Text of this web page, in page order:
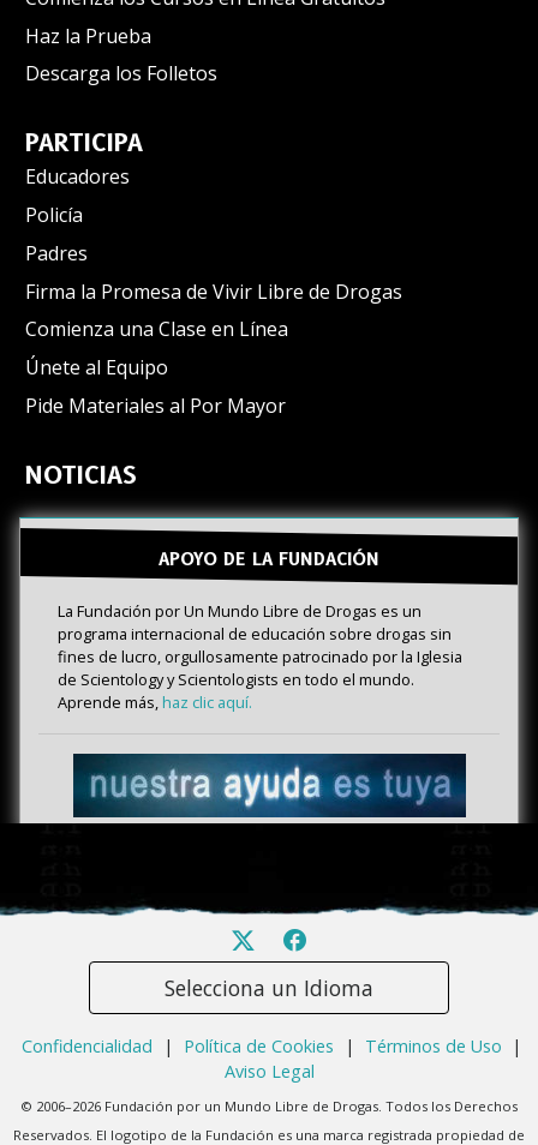
Haz la Prueba
Descarga los Folletos
PARTICIPA
Educadores
Policía
Padres
Firma la Promesa de Vivir Libre de Drogas
Comienza una Clase en Línea
Únete al Equipo
Pide Materiales al Por Mayor
NOTICIAS
APOYO DE LA FUNDACIÓN
La Fundación por Un Mundo Libre de Drogas es un
programa internacional de educación sobre drogas sin
fines de lucro, orgullosamente patrocinado por la Iglesia
de Scientology y Scientologists en todo el mundo.
Aprende más,haz clic aquí.
Selecciona un Idioma
Confidencialidad | Política de Cookies | Términos de Uso
|
Aviso Legal
© 2006–2026 Fundación por un Mundo Libre de Drogas. Todos los Derechos
Reservados. El logotipo de la Fundación es una marca registrada propiedad de